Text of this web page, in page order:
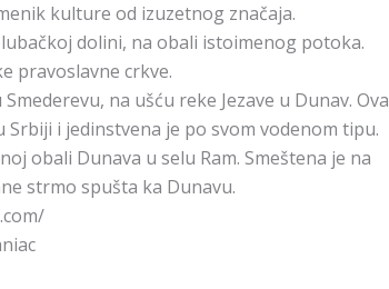
kulture od izuzetnog značaja.
dolini, na obali istoimenog potoka.
pravoslavne crkve.
na ušću reke Jezave u Dunav. Ova
i jedinstvena je po svom vodenom tipu.
obali Dunava u selu Ram. Smeštena je na
strmo spušta ka Dunavu.